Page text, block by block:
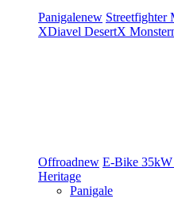
Panigalenew Streetfighter
XDiavel DesertX Monster
Offroadnew E-Bike 35kW
Heritage
Panigale